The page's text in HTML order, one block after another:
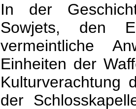
In der
Sowjets, den
vermeintliche
Einheiten der
Kulturverachtung
der